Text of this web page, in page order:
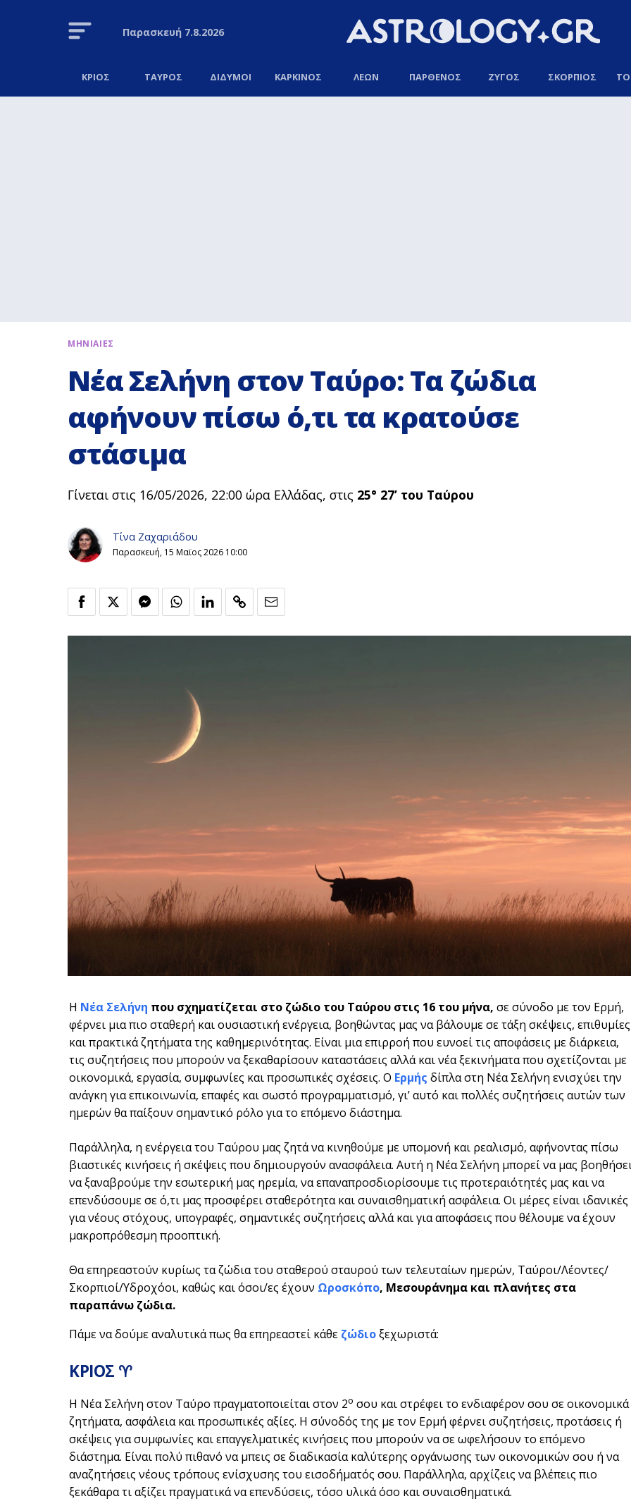
Παρασκευή7.8.2026
ΚΡΙΟΣ ΤΑΥΡΟΣ ΔΙΔΥΜΟΙ ΚΑΡΚΙΝΟΣ ΛΕΩΝ ΠΑΡΘΕΝΟΣ ΖΥΓΟΣ ΣΚΟΡΠΙΟΣ
ΜΗΝΙΑΙΕΣ
Νέα Σελήνη στον Ταύρο: Τα ζώδια
αφήνουν πίσω ό,τι τα κρατούσε
στάσιμα
Γίνεται στις 16/05/2026, 22:00 ώρα Ελλάδας, στις 25° 27’ του Ταύρου
Τίνα Ζαχαριάδου
Παρασκευή, 15 Μαϊος 2026 10:00
Η Νέα Σελήνη που σχηματίζεται στο ζώδιο του Ταύρου στις 16 του μήνα, σε σύνοδο με τον Ερμή,
φέρνει μια πιο σταθερή και ουσιαστική ενέργεια, βοηθώντας μας να βάλουμε σε τάξη σκέψεις, επιθυμίες
και πρακτικά ζητήματα της καθημερινότητας. Είναι μια επιρροή που ευνοεί τις αποφάσεις με διάρκεια,
τις συζητήσεις που μπορούν να ξεκαθαρίσουν καταστάσεις αλλά και νέα ξεκινήματα που σχετίζονται με
οικονομικά, εργασία, συμφωνίες και προσωπικές σχέσεις. Ο Ερμής δίπλα στη Νέα Σελήνη ενισχύει την
ανάγκη για επικοινωνία, επαφές και σωστό προγραμματισμό, γι’ αυτό και πολλές συζητήσεις αυτών των
ημερών θα παίξουν σημαντικό ρόλο για το επόμενο διάστημα.
Παράλληλα, η ενέργεια του Ταύρου μας ζητά να κινηθούμε με υπομονή και ρεαλισμό, αφήνοντας πίσω
βιαστικές κινήσεις ή σκέψεις που δημιουργούν ανασφάλεια. Αυτή η Νέα Σελήνη μπορεί να μας
να ξαναβρούμε την εσωτερική μας ηρεμία, να επαναπροσδιορίσουμε τις προτεραιότητές μας και να
επενδύσουμε σε ό,τι μας προσφέρει σταθερότητα και συναισθηματική ασφάλεια. Οι μέρες είναι ιδανικές
για νέους στόχους, υπογραφές, σημαντικές συζητήσεις αλλά και για αποφάσεις που θέλουμε να έχουν
μακροπρόθεσμη προοπτική.
Θα επηρεαστούν κυρίως τα ζώδια του σταθερού σταυρού των τελευταίων ημερών, Ταύροι/Λέοντες/
Σκορπιοί/Υδροχόοι, καθώς και όσοι/ες έχουν Ωροσκόπο, Μεσουράνημα και πλανήτες στα
παραπάνω ζώδια.
Πάμε να δούμε αναλυτικά πως θα επηρεαστεί κάθε ζώδιοξεχωριστά:
ΚΡΙΟΣ ♈
Η Νέα Σελήνη στον Ταύρο πραγματοποιείται στον 2ο σου και στρέφει το ενδιαφέρον σου σε οικονομικά
ζητήματα, ασφάλεια και προσωπικές αξίες. Η σύνοδός της με τον Ερμή φέρνει συζητήσεις, προτάσεις ή
σκέψεις για συμφωνίες και επαγγελματικές κινήσεις που μπορούν να σε ωφελήσουν το επόμενο
διάστημα. Είναι πολύ πιθανό να μπεις σε διαδικασία καλύτερης οργάνωσης των οικονομικών σου ή να
αναζητήσεις νέους τρόπους ενίσχυσης του εισοδήματός σου. Παράλληλα, αρχίζεις να βλέπεις πιο
ξεκάθαρα τι αξίζει πραγματικά να επενδύσεις, τόσο υλικά όσο και συναισθηματικά.